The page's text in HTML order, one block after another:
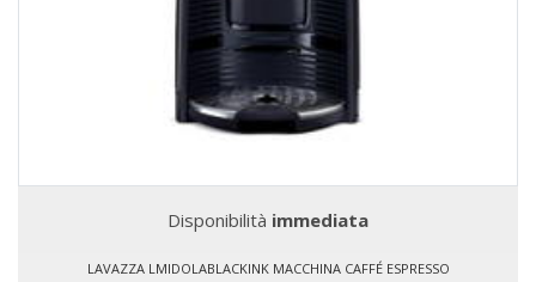
Disponibilità immediata
LAVAZZA LMIDOLABLACKINK MACCHINA CAFFÉ ESPRESSO